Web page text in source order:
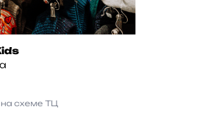
на схеме ТЦ